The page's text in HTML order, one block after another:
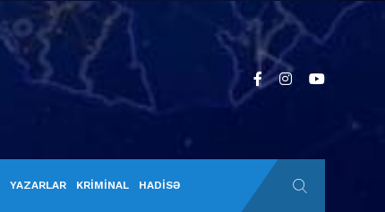
YAZARLAR KRİMİNAL HADİSƏ